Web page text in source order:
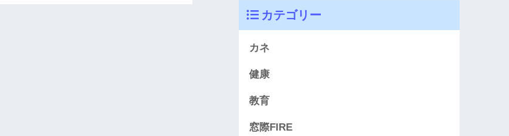
カテゴリー
カネ
健康
教育
窓際FIRE